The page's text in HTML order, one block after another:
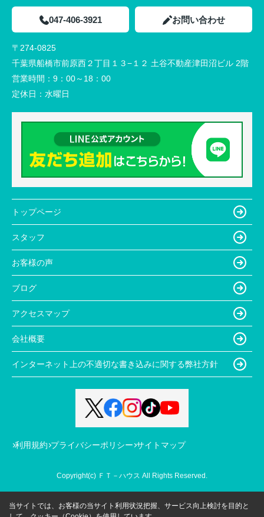
047-406-3921 お問い合わせ
〒274-0825
千葉県船橋市前原西２丁目１３−１２ 土谷不動産津田沼ビル 2階
営業時間： 9：00～18：00
定休日： 水曜日
トップページ
スタッフ
お客様の声
ブログ
アクセスマップ
会社概要
インターネット上の不適切な書き込みに関する弊社方針
利用規約 プライバシーポリシー サイトマップ
Copyright(c) ＦＴ－ハウス All Rights Reserved.
当サイトでは、お客様の当サイト利用状況把握、サービス向上検討を目的と